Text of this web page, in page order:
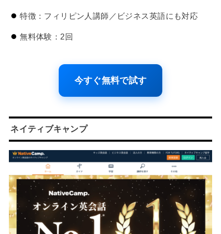
特徴：フィリピン人講師／ビジネス英語にも対応
無料体験：2回
今すぐ無料で試す
ネイティブキャンプ